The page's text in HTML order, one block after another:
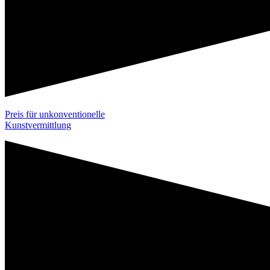
Preis für unkonventionelle
Kunstvermittlung